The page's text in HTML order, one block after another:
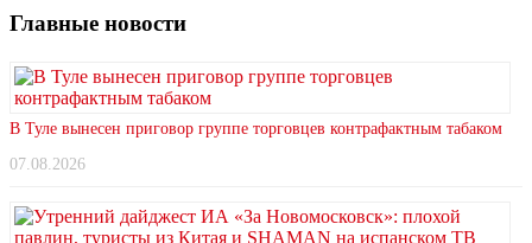
Главные новости
В Туле вынесен приговор группе торговцев контрафактным табаком
07.08.2026